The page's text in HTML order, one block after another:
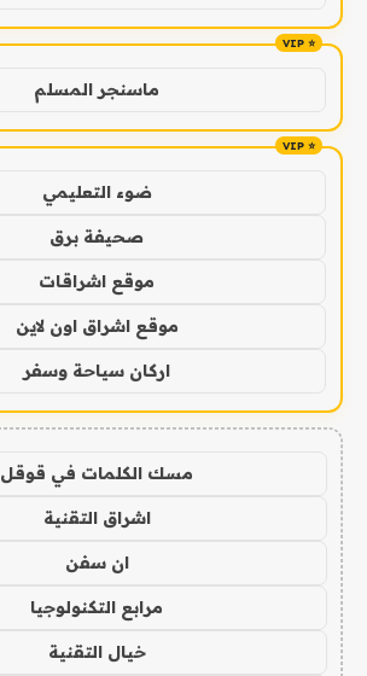
ماسنجر المسلم
ضوء التعليمي
صحيفة برق
موقع اشراقات
موقع اشراق اون لاين
اركان سياحة وسفر
مسك الكلمات في قوقل
اشراق التقنية
ان سفن
مرابع التكنولوجيا
خيال التقنية